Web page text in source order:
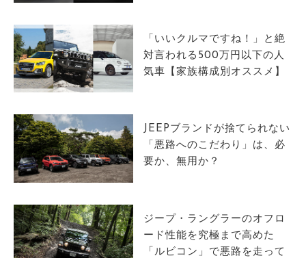
「いいクルマですね！」と絶
対言われる500万円以下の人
気車【家族構成別オススメ】
JEEPブランドが捨てられない
「悪路へのこだわり」は、必
要か、無用か？
ジープ・ラングラーのオフロ
ード性能を究極まで高めた
「ルビコン」で悪路を走って